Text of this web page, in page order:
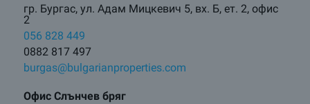
гр. Бургас, ул. Адам Мицкевич 5, вх. Б, ет. 2, офис
2
056 828 449
0882 817 497
burgas@bulgarianproperties.com
Офис Слънчев бряг